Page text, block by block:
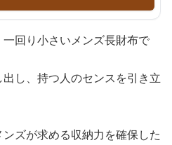
回り小さいメンズ長財布で
し、持つ人のセンスを引き立
ズが求める収納力を確保した